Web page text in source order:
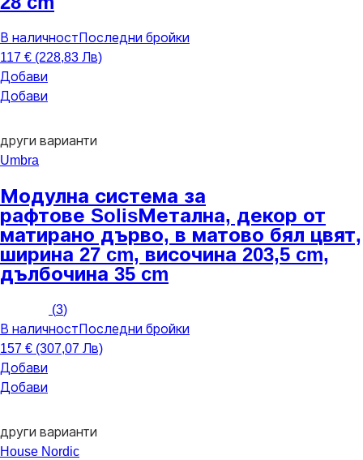
В наличност Последни бройки
117 € (228,83 Лв)
Добави
Добави
други варианти
Umbra
Модулна система за
рафтове SolisМетална, декор от
матирано дърво, в матово бял цвят,
ширина 27 cm, височина 203,5 cm,
дълбочина 35 cm
(3)
В наличност Последни бройки
157 € (307,07 Лв)
Добави
Добави
други варианти
House Nordic